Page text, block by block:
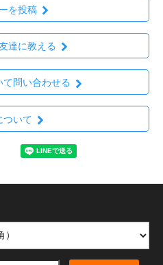
を投稿
達に教える
問い合わせる
ついて